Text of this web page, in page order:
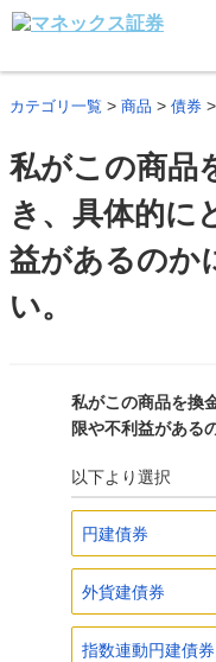
カテゴリ一覧 > 商品 > 債券 >
私がこの商品
き、具体的に
益があるのか
い。
私がこの商品を換
限や不利益がある
以下より選択
円建債券
外貨建債券
指数連動円建債券